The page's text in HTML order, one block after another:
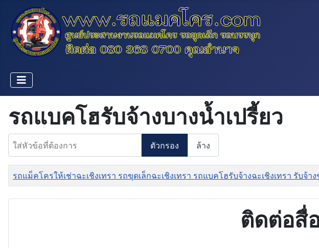
รถแบคโฮรับจ้างบางน้ำเปรี้ยว
ใส่หัวข้อที่ต้องการ
ตัวกรอง ล้าง
ชื่อ
รถแม็คโครให้เช่าฉะเชิงเทรา รถขุดเล็กฉะเชิงเทรา รถแบคโฮรับจ้างฉะเชิงเทรา รับจ้
ติดต่อสื่